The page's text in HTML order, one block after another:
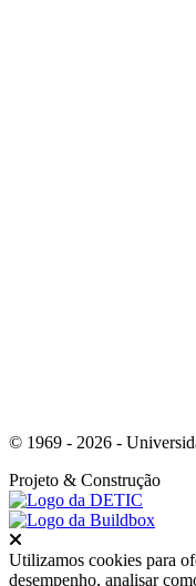
© 1969 - 2026 -
Projeto & Construção
Utilizamos cookies para
desempenho, analisar